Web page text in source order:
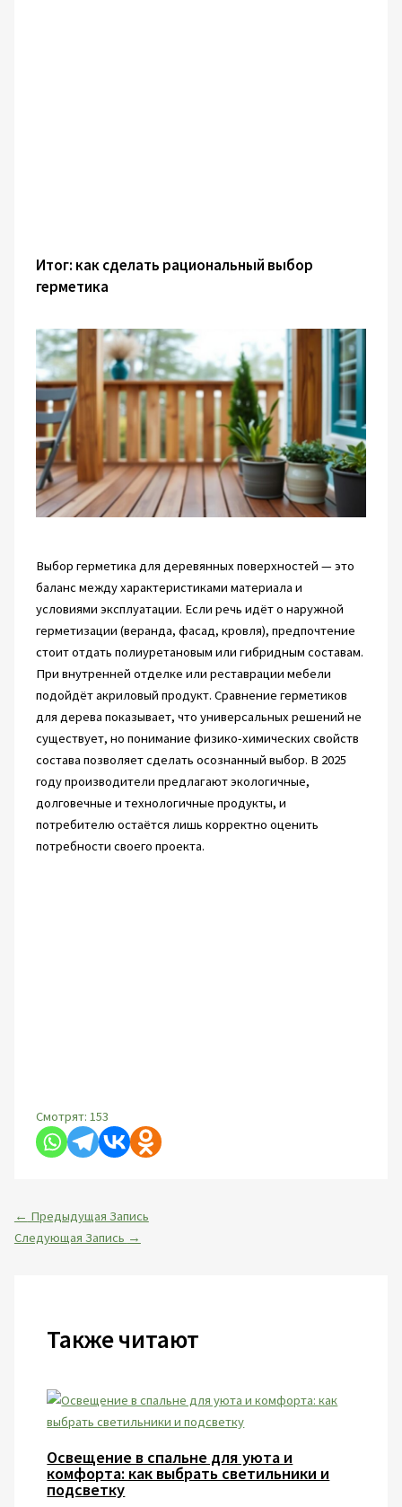
Итог: как сделать рациональный выбор
герметика
Выбор герметика для деревянных поверхностей — это
баланс между характеристиками материала и
условиями эксплуатации. Если речь идёт о наружной
герметизации (веранда, фасад, кровля), предпочтение
стоит отдать полиуретановым или гибридным составам.
При внутренней отделке или реставрации мебели
подойдёт акриловый продукт. Сравнение герметиков
для дерева показывает, что универсальных решений не
существует, но понимание физико-химических свойств
состава позволяет сделать осознанный выбор. В 2025
году производители предлагают экологичные,
долговечные и технологичные продукты, и
потребителю остаётся лишь корректно оценить
потребности своего проекта.
Смотрят: 153
← Предыдущая Запись
Следующая Запись →
Также читают
Освещение в спальне для уюта и
комфорта: как выбрать светильники и
подсветку